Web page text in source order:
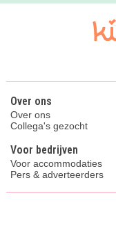
Over ons
Over ons
Collega's gezocht
Voor bedrijven
Voor accommodaties
Pers & adverteerders